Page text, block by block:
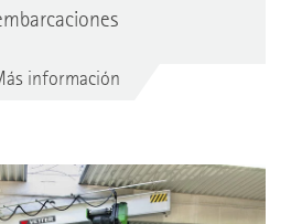
información